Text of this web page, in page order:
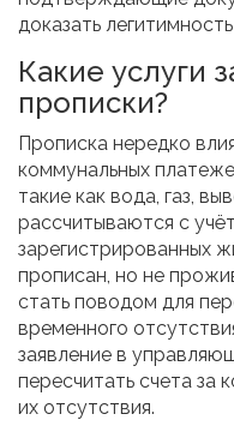
доказать
Какие услуги
прописки?
Прописка нередко
коммунальных
такие как вода, газ,
рассчитываются с
зарегистрированных
прописан, но не
стать поводом для
временного
заявление в
пересчитать счета за
их отсутствия.